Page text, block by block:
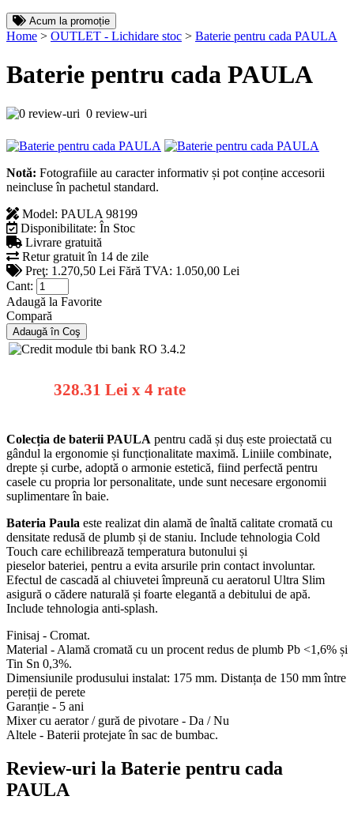
Acum la promoție
Home > OUTLET - Lichidare stoc > Baterie pentru cada PAULA
Baterie pentru cada PAULA
0 review-uri
Notă: Fotografiile au caracter informativ și pot conține accesorii
neincluse în pachetul standard.
Model: PAULA 98199
Disponibilitate: În Stoc
Livrare gratuită
Retur gratuit în 14 de zile
Preţ: 1.270,50 Lei Fără TVA: 1.050,00 Lei
Cant:
Adaugă la Favorite
Compară
328.31 Lei x 4 rate
Colecția de baterii PAULA pentru cadă și duș este proiectată cu
gândul la ergonomie și funcționalitate maximă. Liniile combinate,
drepte și curbe, adoptă o armonie estetică, fiind perfectă pentru
casele cu propria lor personalitate, unde sunt necesare ergonomii
suplimentare în baie.
Bateria Paula este realizat din alamă de înaltă calitate cromată cu
densitate redusă de plumb și de staniu. Include tehnologia Cold
Touch care echilibrează temperatura butonului și
pieselor bateriei, pentru a evita arsurile prin contact involuntar.
Efectul de cascadă al chiuvetei împreună cu aeratorul Ultra Slim
asigură o cădere naturală și foarte elegantă a debitului de apă.
Include tehnologia anti-splash.
Finisaj - Cromat.
Material - Alamă cromată cu un procent redus de plumb Pb <1,6% și
Tin Sn 0,3%.
Dimensiunile produsului instalat: 175 mm. Distanța de 150 mm între
pereții de perete
Garanție - 5 ani
Mixer cu aerator / gură de pivotare - Da / Nu
Altele - Baterii protejate în sac de bumbac.
Review-uri la Baterie pentru cada
PAULA